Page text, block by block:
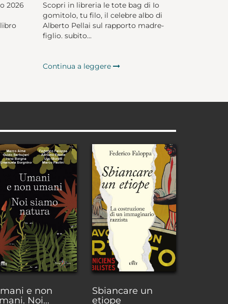
2026
Scopri in libreria le tote bag di Io
gomitolo, tu filo, il celebre albo di
Alberto Pellai sul rapporto madre-
figlio. subito...
Continua a leggere
e non
Noi...
Sbiancare un
etiope